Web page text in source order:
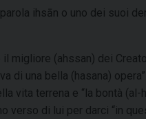
ihsān o uno dei suoi
migliore (ahssan) dei
di una bella (hasana)
vita terrena e “la bontà
di lui per darci “in